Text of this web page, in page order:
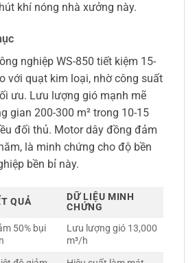
khí nóng nhà xưởng này.
nghiệp WS-850 tiết kiệm 15-
với quạt kim loại, nhờ công suất
ưu. Lưu lượng gió mạnh mẽ
gian 200-300 m² trong 10-15
đối thủ. Motor dây đồng đảm
là minh chứng cho độ bền
bền bỉ này.
QUẢ
DỮ LIỆU MINH
CHỨNG
50% bụi
Lưu lượng gió 13,000
m³/h